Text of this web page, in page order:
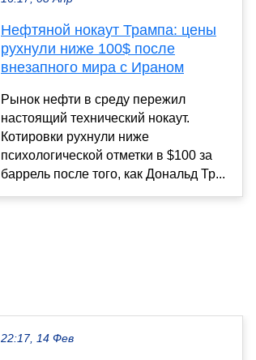
Нефтяной нокаут Трампа: цены
рухнули ниже 100$ после
внезапного мира с Ираном
Рынок нефти в среду пережил
настоящий технический нокаут.
Котировки рухнули ниже
психологической отметки в $100 за
баррель после того, как Дональд Тр...
22:17, 14 Фев